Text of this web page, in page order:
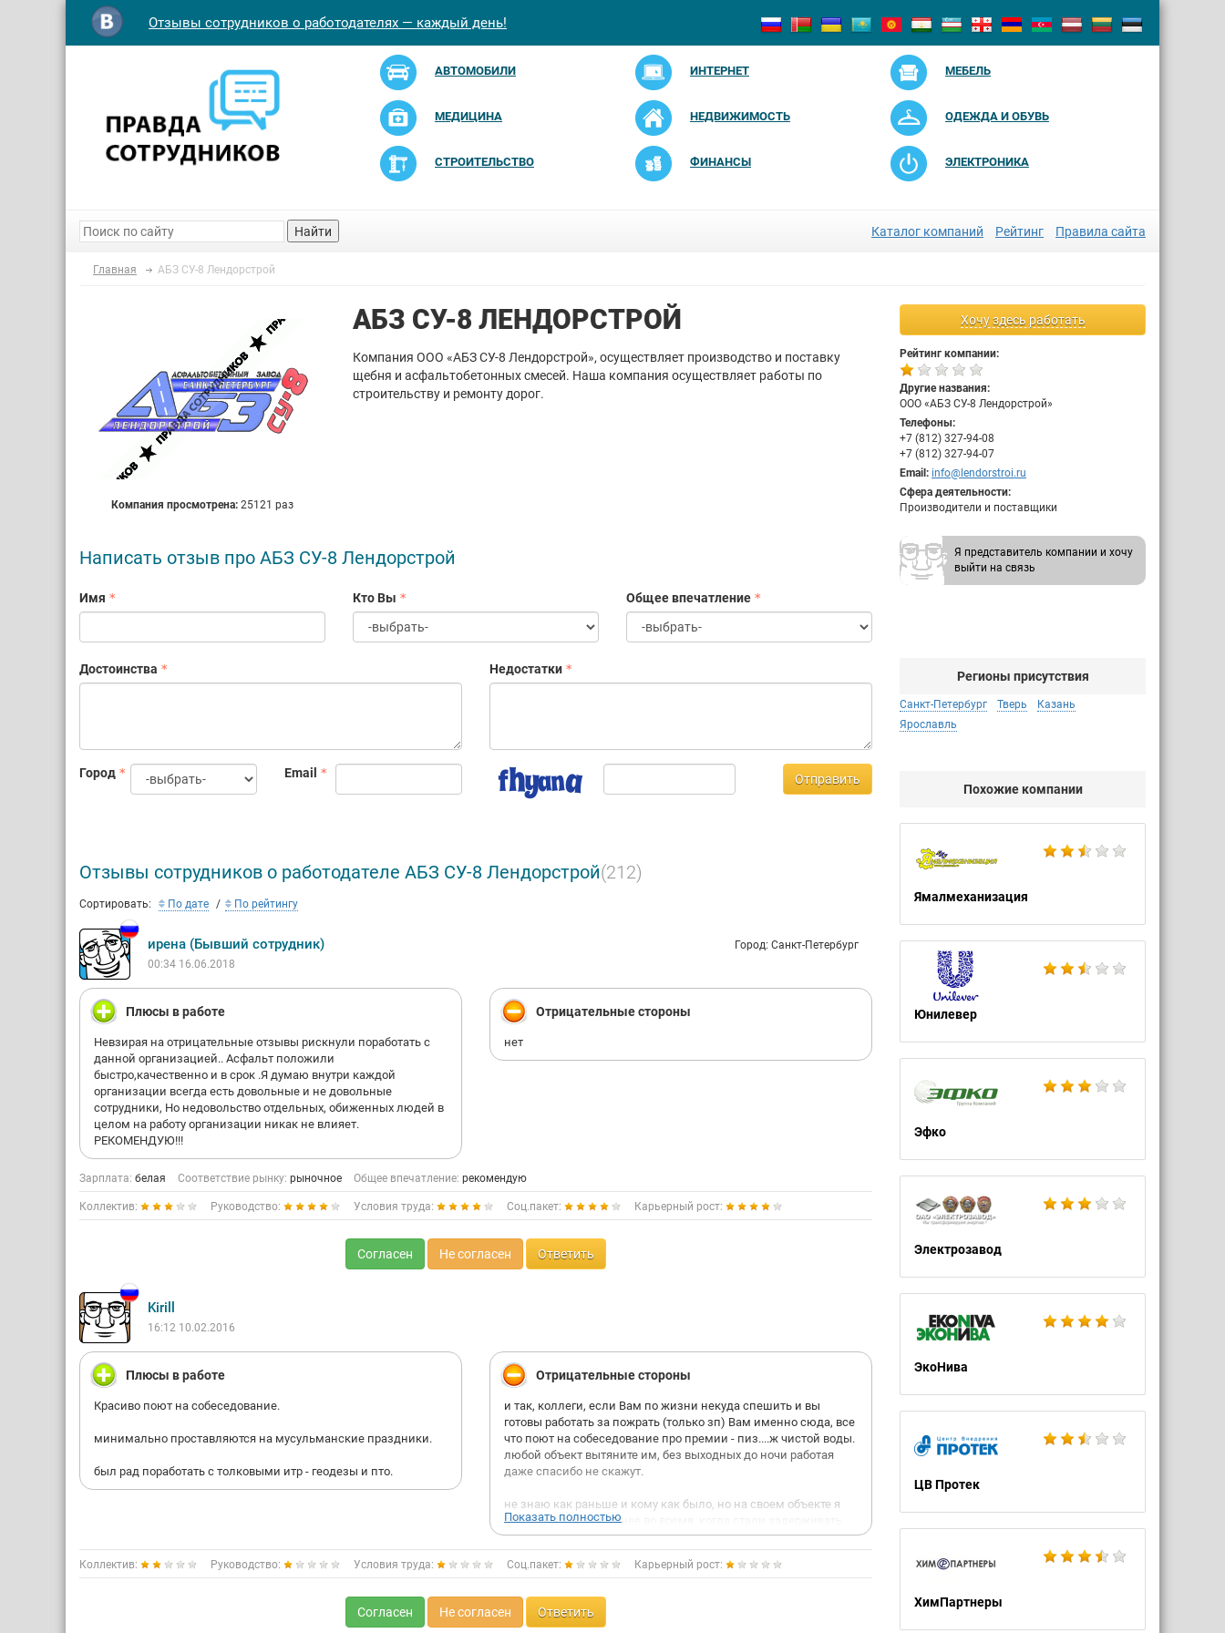
Отзывы сотрудников о работодателях — каждый день!
АВТОМОБИЛИ ИНТЕРНЕТ МЕБЕЛЬ
МЕДИЦИНА НЕДВИЖИМОСТЬ ОДЕЖДА И ОБУВЬ
СТРОИТЕЛЬСТВО ФИНАНСЫ ЭЛЕКТРОНИКА
Найти Каталог компаний Рейтинг Правила сайта
Главная АБЗ СУ-8 Лендорстрой
Хочу здесь работать
Рейтинг компании:
Другие названия:
ООО «АБЗ СУ-8 Лендорстрой»
Телефоны:
+7 (812) 327-94-08
+7 (812) 327-94-07
Email: info@lendorstroi.ru
Сфера деятельности:
Производители и поставщики
Я представитель компании и хочу
выйти на связь
Регионы присутствия
Санкт-Петербург Тверь
Казань
Ярославль
Похожие компании
Ямалмеханизация
Юнилевер
Эфко
Электрозавод
ЭкоНива
ЦВ Протек
ХимПартнеры
Компания просмотрена: 25121 раз
АБЗ СУ-8 ЛЕНДОРСТРОЙ
Компания ООО «АБЗ СУ-8 Лендорстрой», осуществляет производство и поставку
щебня и асфальтобетонных смесей. Наша компания осуществляет работы по
строительству и ремонту дорог.
Написать отзыв про АБЗ СУ-8 Лендорстрой
Имя Кто Вы Общее впечатление
Достоинства Недостатки
Город Email Отправить
Отзывы сотрудников о работодателе АБЗ СУ-8 Лендорстрой(212)
Сортировать: По дате По рейтингу
ирена (Бывший сотрудник)
Город: Санкт-Петербург
00:34 16.06.2018
Плюсы в работе
Невзирая на отрицательные отзывы рискнули поработать с
данной организацией.. Асфальт положили
быстро,качественно и в срок .Я думаю внутри каждой
организации всегда есть довольные и не довольные
сотрудники, Но недовольство отдельных, обиженных людей в
целом на работу организации никак не влияет.
РЕКОМЕНДУЮ!!!
Отрицательные стороны
нет
Зарплата: белая Соответствие рынку: рыночное Общее впечатление: рекомендую
Коллектив: Руководство: Условия труда: Соц.пакет: Карьерный рост:
Согласен Не согласен Ответить
Kirill
16:12 10.02.2016
Плюсы в работе
Красиво поют на собеседование.
минимально проставляются на мусульманские праздники.
был рад поработать с толковыми итр - геодезы и пто.
Отрицательные стороны
и так, коллеги, если Вам по жизни некуда спешить и вы
готовы работать за пожрать (только зп) Вам именно сюда, все
что поют на собеседование про премии - пиз....ж чистой воды.
любой объект вытяните им, без выходных до ночи работая
даже спасибо не скажут.
не знаю как раньше и кому как было, но на своем объекте я
получал зп более менее во время, когда стали задерживать
все просто - стройка встанет попадете на штрафы и это
работает...
ближе к концу объекта тем больше Вам будут трахать мозг по
большей части даже не по теме. готовьтесь слушать какую то
Показать полностью
Коллектив: Руководство: Условия труда: Соц.пакет: Карьерный рост:
Согласен Не согласен Ответить